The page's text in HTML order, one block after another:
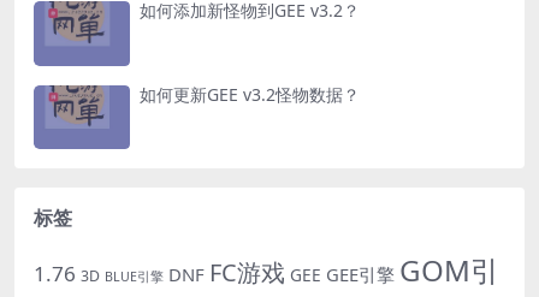
如何添加新怪物到GEE v3.2？
如何更新GEE v3.2怪物数据？
标签
1.76 3D BLUE引擎 DNF FC游戏 GEE GEE引擎 GOM引